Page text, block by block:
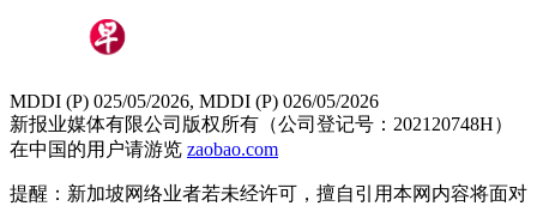
MDDI (P) 025/05/2026, MDDI (P) 026/05/2026
新报业媒体有限公司版权所有（公司登记号：202120748H）
在中国的用户请游览 zaobao.com
提醒：新加坡网络业者若未经许可，擅自引用本网内容将面对